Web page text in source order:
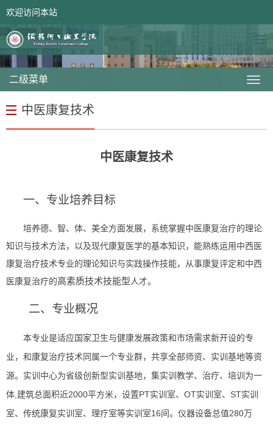
欢迎访问本站
网站首页 领导信箱
二级菜单
中医康复技术
中医康复技术
一、专业培养目标
培养德、智、体、美全方面发展， 系统掌握中医康复治疗的理论
知识与技术方法，以及现代康复医学的基本知识，能熟练运用中西医
康复治疗技术专业的理论知识与实践操作技能，从事康复评定和中西
医康复治疗的高素质技术技能型 人才。
二、专业概况
本专业是适应国家卫生与健康发展政策和市场需求新开设的专
业， 和康复治疗技术同属一个专业群，共享全部师资、实训基地等资
源。实训中心为省级创新型实训基地，集实训教学、治疗、培训为一
体 ,建筑总面积近2000平方米，设置PT实训室、OT实训室、ST实训
室、传统康复实训室、理疗室等实训室16间。仪器设备总值280万